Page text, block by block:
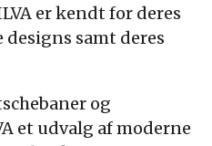
er kendt for deres
samt deres
og
et udvalg af moderne